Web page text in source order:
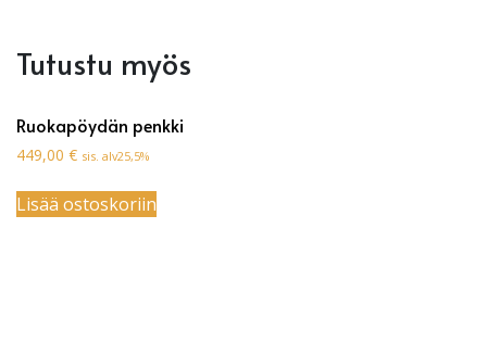
Tutustu myös
Ruokapöydän penkki
449,00 € sis. alv25,5%
Lisää ostoskoriin